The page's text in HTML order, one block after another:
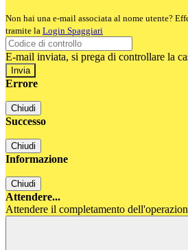
Non hai una e-mail associata al nome utente?
tramite la Login Spaggiari
E-mail inviata, si prega di controllare la
Errore
Chiudi
Successo
Chiudi
Informazione
Chiudi
Attendere...
Attendere il completamento